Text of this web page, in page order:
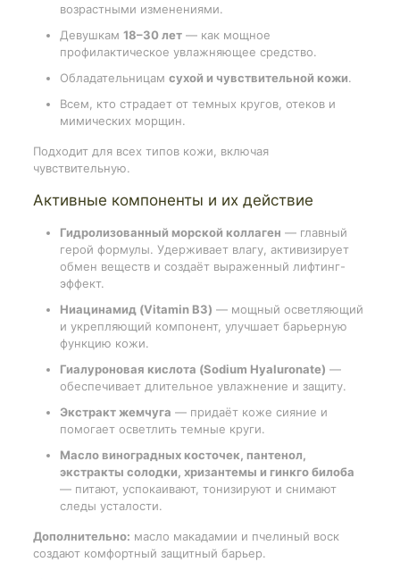
возрастными изменениями.
Девушкам 18–30 лет— как мощное
профилактическое увлажняющее средство.
Обладательницам сухой и чувствительной кожи.
Всем, кто страдает от темных кругов, отеков и
мимических морщин.
Подходит для всех типов кожи, включая
чувствительную.
Активные компоненты и их действие
Гидролизованный морской коллаген — главный
герой формулы. Удерживает влагу, активизирует
обмен веществ и создаёт выраженный лифтинг-
эффект.
Ниацинамид (Vitamin B3) — мощный осветляющий
и укрепляющий компонент, улучшает барьерную
функцию кожи.
Гиалуроновая кислота (Sodium Hyaluronate) —
обеспечивает длительное увлажнение и защиту.
Экстракт жемчуга — придаёт коже сияние и
помогает осветлить темные круги.
Масло виноградных косточек, пантенол,
экстракты солодки, хризантемы и гинкго билоба
— питают, успокаивают, тонизируют и снимают
следы усталости.
Дополнительно: масло макадамии и пчелиный воск
создают комфортный защитный барьер.